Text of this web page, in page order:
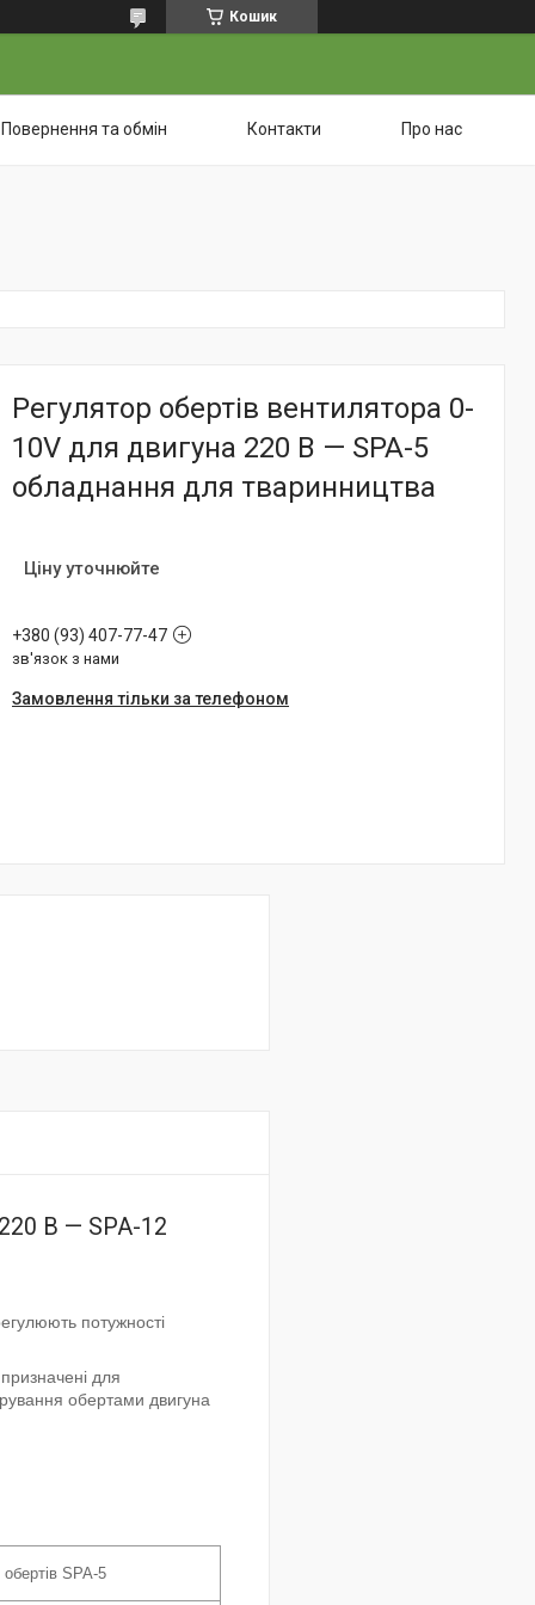
Кошик
Повернення та обмін Контакти Про нас
Регулятор обертів вентилятора 0-
10V для двигуна 220 В — SPA-5
обладнання для тваринництва
Ціну уточнюйте
+380 (93) 407-77-47
зв'язок з нами
Замовлення тільки за телефоном
В — SPA-12
потужності
для
обертами двигуна
SPA-5